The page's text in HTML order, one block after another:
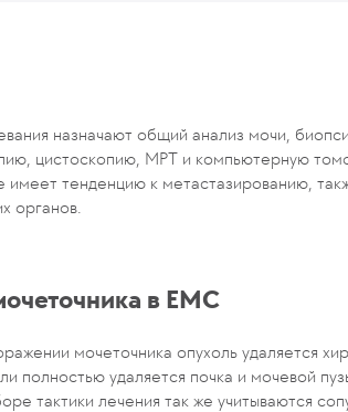
назначают общий анализ мочи,
цистоскопию, МРТ и компьютерную
имеет тенденцию к метастазированию,
органов.
в EMC
мочеточника опухоль удаляется
полностью удаляется почка и мочевой
тактики лечения так же учитываются